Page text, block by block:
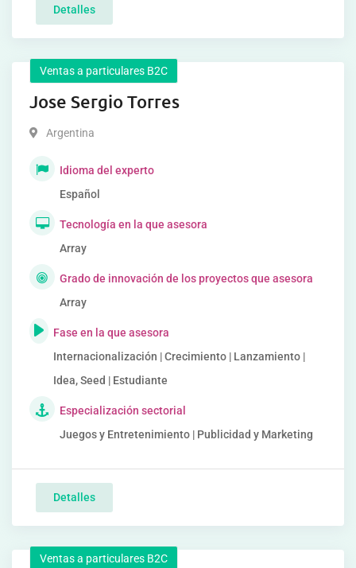
Detalles
Ventas a particulares B2C
Jose Sergio Torres
Argentina
Idioma del experto
Español
Tecnología en la que asesora
Array
Grado de innovación de los proyectos que asesora
Array
Fase en la que asesora
Internacionalización | Crecimiento | Lanzamiento |
Idea, Seed | Estudiante
Especialización sectorial
Juegos y Entretenimiento | Publicidad y Marketing
Detalles
Ventas a particulares B2C